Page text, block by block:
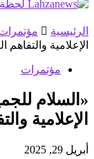
الرئيسية
الإعلامية والتفاهم
مؤتمرات
«السلام
الإعلامية
أبريل 29, 2025